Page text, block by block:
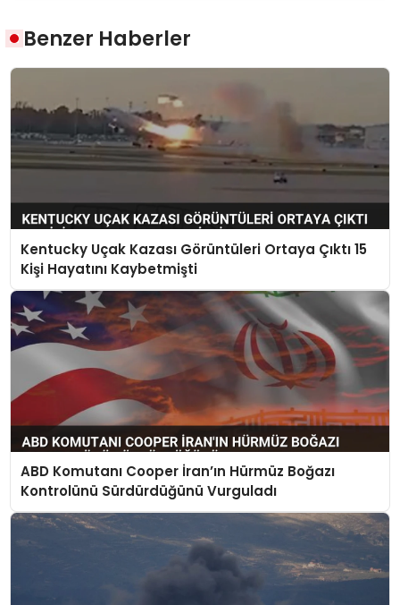
Benzer Haberler
Kentucky Uçak Kazası Görüntüleri Ortaya Çıktı 15
Kişi Hayatını Kaybetmişti
ABD Komutanı Cooper İran’ın Hürmüz Boğazı
Kontrolünü Sürdürdüğünü Vurguladı